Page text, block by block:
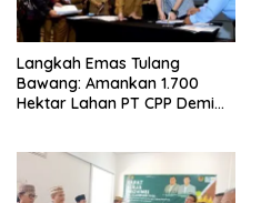
Langkah Emas Tulang
Bawang: Amankan 1.700
Hektar Lahan PT CPP Demi